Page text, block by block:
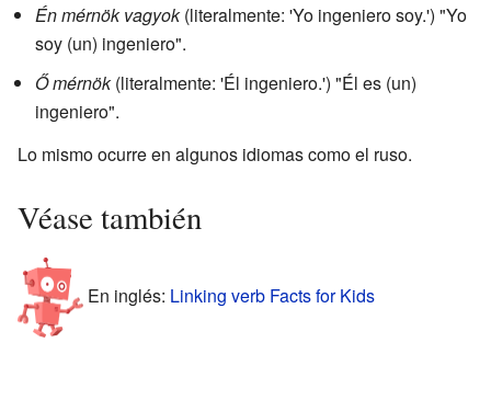
Én mérnök vagyok(literalmente: 'Yo ingeniero soy.') "Yo
soy (un) ingeniero".
Ő mérnök(literalmente: 'Él ingeniero.') "Él es (un)
ingeniero".
Lo mismo ocurre en algunos idiomas como el ruso.
Véase también
En inglés: Linking verb Facts for Kids